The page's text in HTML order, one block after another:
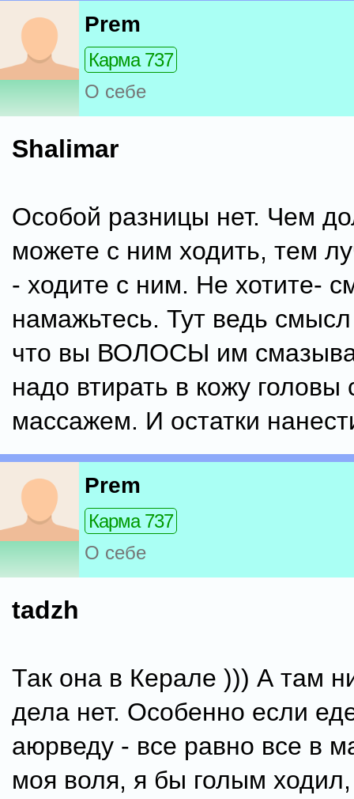
Prem
Карма 737
О себе
Shalimar
Особой разницы нет. Чем
можете с ним ходить, тем
- ходите с ним. Не хотите-
намажьтесь. Тут ведь
что вы ВОЛОСЫ им
надо втирать в кожу головы
массажем. И остатки
Prem
Карма 737
О себе
tadzh
Так она в Керале ))) А там
дела нет. Особенно если
аюрведу - все равно все в
моя воля, я бы голым ходил,